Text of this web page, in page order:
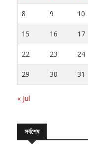
8 9 10
15 16 17
22 23 24
29 30 31
« Jul
সর্বশেষ